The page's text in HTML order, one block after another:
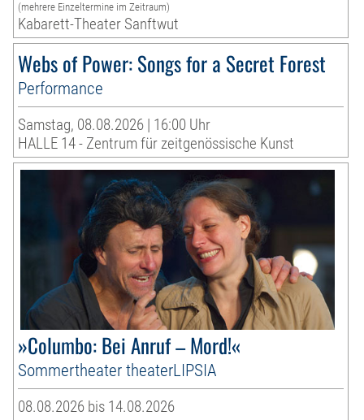
(mehrere Einzeltermine im Zeitraum)
Kabarett-Theater Sanftwut
Webs of Power: Songs for a Secret Forest
Performance
Samstag, 08.08.2026 | 16:00 Uhr
HALLE 14 - Zentrum für zeitgenössische Kunst
»Columbo: Bei Anruf – Mord!«
Sommertheater theaterLIPSIA
08.08.2026 bis 14.08.2026